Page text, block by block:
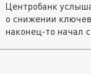
Центробанк
о снижении
наконец-то начал